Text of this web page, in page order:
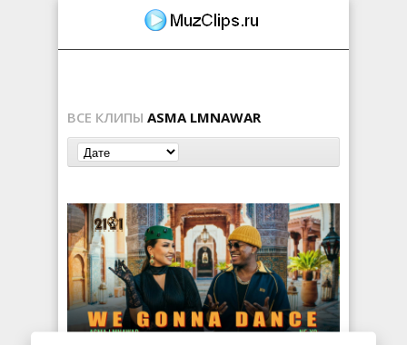
ВСЕ КЛИПЫ ASMA LMNAWAR